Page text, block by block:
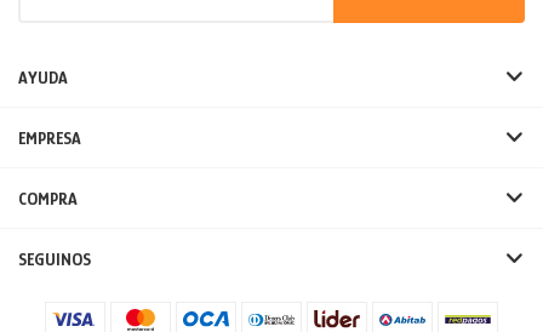
AYUDA
EMPRESA
COMPRA
SEGUINOS